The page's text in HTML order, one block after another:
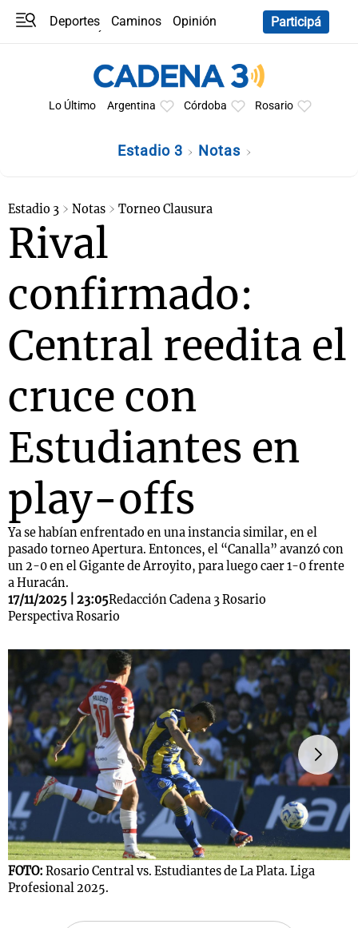
Deportes Caminos
Opinión
Participá
Lo Último Argentina Córdoba Rosario
Estadio 3 Notas
Estadio 3 Notas Torneo Clausura
Rival
confirmado:
Central reedita el
cruce con
Estudiantes en
play-offs
Ya se habían enfrentado en una instancia similar, en el
pasado torneo Apertura. Entonces, el “Canalla” avanzó con
un 2-0 en el Gigante de Arroyito, para luego caer 1-0 frente
a Huracán.
17/11/2025 | 23:05Redacción Cadena 3 Rosario
Perspectiva Rosario
FOTO: Rosario Central vs. Estudiantes de La Plata. Liga
Profesional 2025.
Notas
Mundial 2026
Notas
La Sole en
Cadena 3